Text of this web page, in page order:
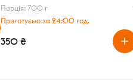
Порція: 700 г
Приготуємо за 24:00 год.
350 ₴